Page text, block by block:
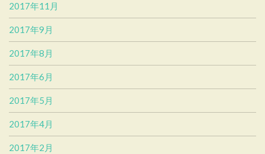
2017年11月
2017年9月
2017年8月
2017年6月
2017年5月
2017年4月
2017年2月